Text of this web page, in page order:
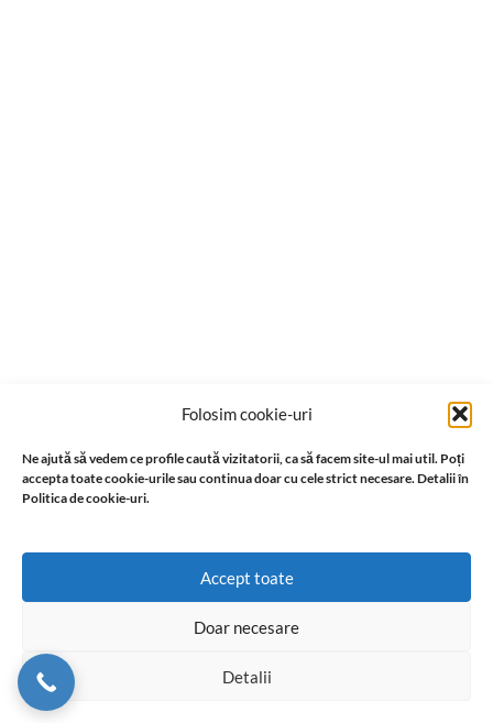
Folosim cookie-uri
Ne ajută să vedem ce profile caută vizitatorii, ca să facem site-ul mai util. Poți
accepta toate cookie-urile sau continua doar cu cele strict necesare. Detalii în
Politica de cookie-uri.
Accept toate
Doar necesare
Detalii